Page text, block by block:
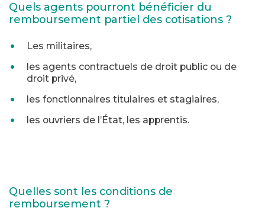
Quels agents pourront bénéficier du
remboursement partiel des cotisations ?
Les militaires,
les agents contractuels de droit public ou de
droit privé,
les fonctionnaires titulaires et stagiaires,
les ouvriers de l’État, les apprentis.
Quelles sont les conditions de
remboursement ?